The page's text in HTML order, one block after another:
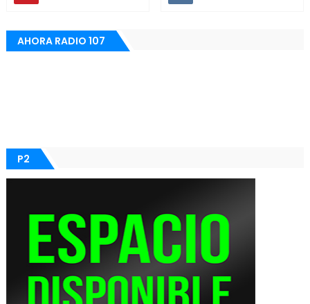
AHORA RADIO 107
P2